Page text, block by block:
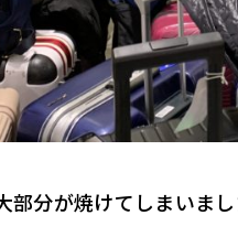
部分が焼けてしまいま